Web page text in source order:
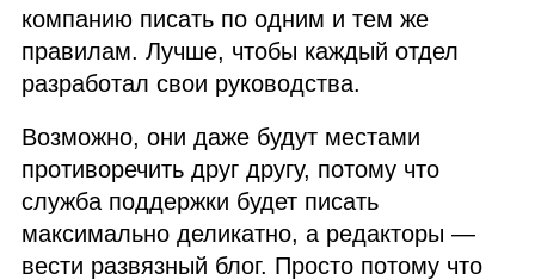
компанию писать по одним и тем же
правилам. Лучше, чтобы каждый отдел
разработал свои руководства.
Возможно, они даже будут местами
противоречить друг другу, потому что
служба поддержки будет писать
максимально деликатно, а редакторы —
вести развязный блог. Просто потому что